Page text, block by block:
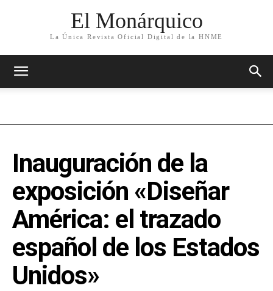
El Monárquico
La Única Revista Oficial Digital de la HNME
Inauguración de la
exposición «Diseñar
América: el trazado
español de los Estados
Unidos»